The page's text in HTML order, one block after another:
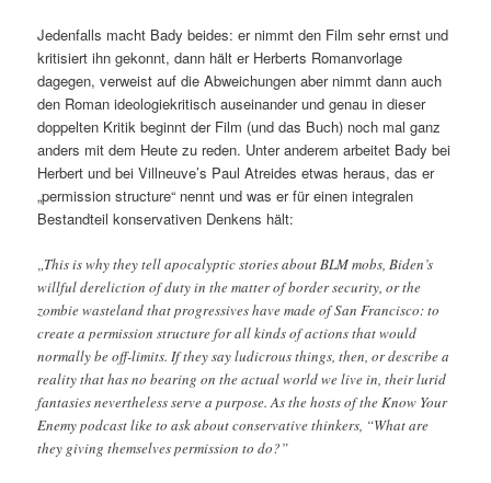
Jedenfalls macht Bady beides: er nimmt den Film sehr ernst und
kritisiert ihn gekonnt, dann hält er Herberts Romanvorlage
dagegen, verweist auf die Abweichungen aber nimmt dann auch
den Roman ideologiekritisch auseinander und genau in dieser
doppelten Kritik beginnt der Film (und das Buch) noch mal ganz
anders mit dem Heute zu reden. Unter anderem arbeitet Bady bei
Herbert und bei Villneuve’s Paul Atreides etwas heraus, das er
„permission structure“ nennt und was er für einen integralen
Bestandteil konservativen Denkens hält:
„This is why they tell apocalyptic stories about BLM mobs, Biden’s
willful dereliction of duty in the matter of border security, or the
zombie wasteland that progressives have made of San Francisco: to
create a permission structure for all kinds of actions that would
normally be off-limits. If they say ludicrous things, then, or describe a
reality that has no bearing on the actual world we live in, their lurid
fantasies nevertheless serve a purpose. As the hosts of the Know Your
Enemy podcast like to ask about conservative thinkers, “What are
they giving themselves permission to do?”